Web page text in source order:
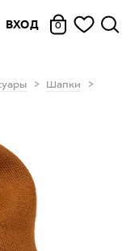
ВХОД 0
Шапки